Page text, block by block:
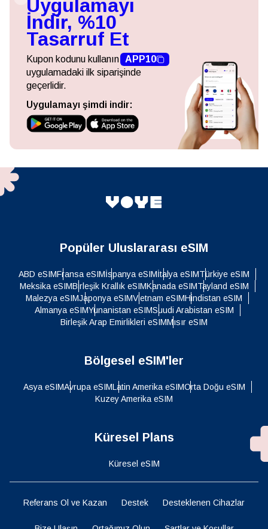
Uygulamayı
İndir, %10
Tasarruf Et
Kupon kodunu kullanın APP10
uygulamadaki ilk siparişinde
geçerlidir.
Uygulamayı şimdi indir:
Popüler Uluslararası eSIM
ABD eSIMFransa eSIMİspanya eSIMİtalya eSIMTürkiye eSIM
Meksika eSIMBirleşik Krallık eSIMKanada eSIMTayland eSIM
Malezya eSIMJaponya eSIMVietnam eSIMHindistan eSIM
Almanya eSIMYunanistan eSIMSuudi Arabistan eSIM
Birleşik Arap Emirlikleri eSIMMısır eSIM
Bölgesel eSIM'ler
Asya eSIMAvrupa eSIMLatin Amerika eSIMOrta Doğu eSIM
Kuzey Amerika eSIM
Küresel Plans
Küresel eSIM
Referans Ol ve Kazan Destek Desteklenen Cihazlar